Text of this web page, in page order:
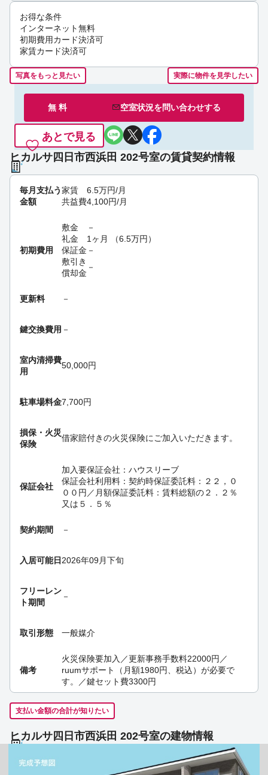
お得な条件
インターネット無料
初期費用カード決済可
家賃カード決済可
写真をもっと見たい 実際に物件を見学したい
無 料 空室状況を問い合わせする
あとで見る
ヒカルサ四日市西浜田 202号室の賃貸契約情報
毎月支払う
金額
家賃 6.5万円/月
共益費4,100円/月
初期費用
敷金
－
礼金
1ヶ月 （6.5万円 ）
保証金 －
敷引き
償却金
－
更新料 －
鍵交換費用 －
室内清掃費
用
50,000円
駐車場料金7,700円
損保・ 火災
保険
借家賠付きの火災保険にご加入いただきます。
保証会社
加入要保証会社：ハウスリーブ
保証会社利用料：契約時保証委託料：２２，０
００円／月額保証委託料：賃料総額の２．２％
又は５．５％
契約期間 －
入居可能日 2026年09月下旬
フリーレン
ト期間
－
取引形態 一般媒介
備考
火災保険要加入／更新事務手数料22000円／
ruumサポート（月額1980円、税込）が必要で
す。／鍵セット費3300円
支払い金額の合計が知りたい
ヒカルサ四日市西浜田 202号室の建物情報